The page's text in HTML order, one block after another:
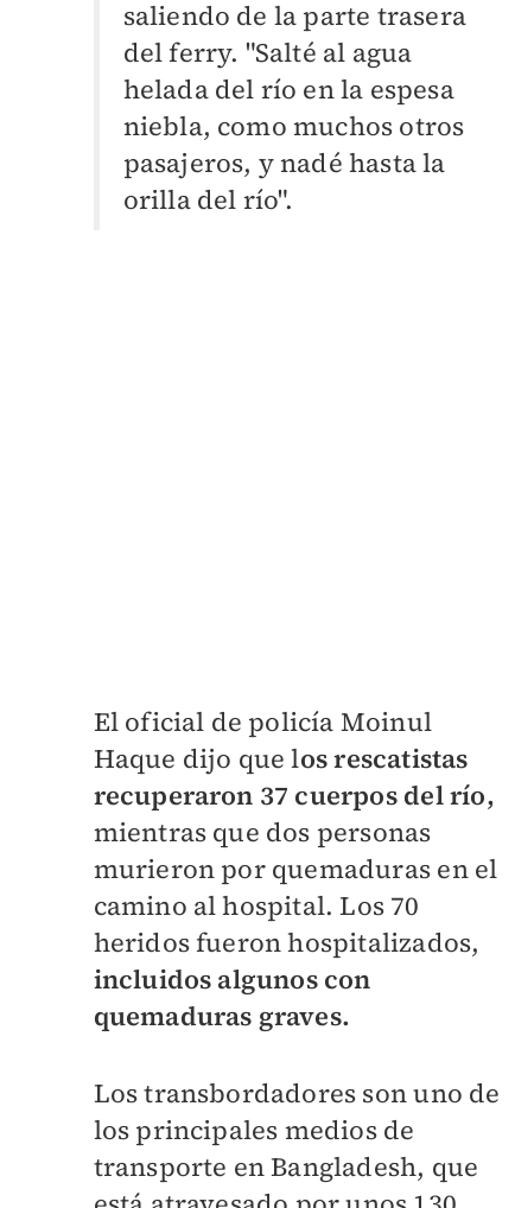
saliendo de la parte trasera
del ferry. "Salté al agua
helada del río en la espesa
niebla, como muchos otros
pasajeros, y nadé hasta la
orilla del río".
El oficial de policía Moinul
Haque dijo que los rescatistas
recuperaron 37 cuerpos del río,
mientras que dos personas
murieron por quemaduras en el
camino al hospital. Los 70
heridos fueron hospitalizados,
incluidos algunos con
quemaduras graves.
Los transbordadores son uno de
los principales medios de
transporte en Bangladesh, que